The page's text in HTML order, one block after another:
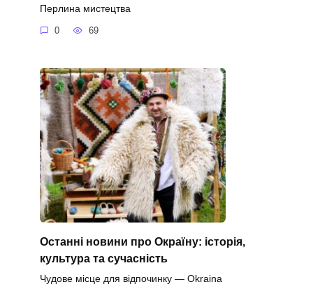
Перлина мистецтва
0 69
Останні новини про Окраїну: історія,
культура та сучасність
Чудове місце для відпочинку — Okraina